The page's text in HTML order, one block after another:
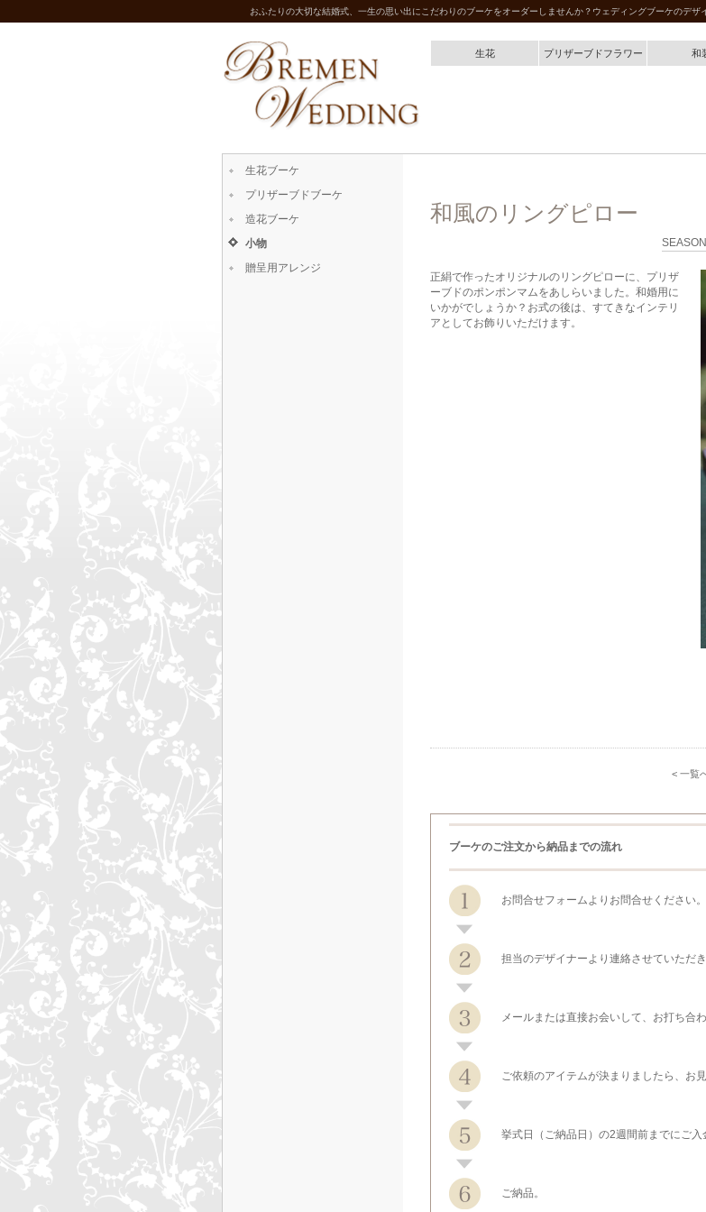
おふたりの大切な結婚式、一生の思い出にこだわりのブーケをオーダーしませんか？ウェディングブーケのデザ
生花ブーケ
プリザーブドブーケ
造花ブーケ
小物
贈呈用アレンジ
和風のリングピロー
正絹で作ったオリジナルのリングピローに、プリザ
ーブドのポンポンマムをあしらいました。和婚用に
いかがでしょうか？お式の後は、すてきなインテリ
アとしてお飾りいただけます。
< 一覧
ブーケのご注文から納品までの流れ
お問合せフォームよりお問合せください。
担当のデザイナーより連絡させていただき
メールまたは直接お会いして、お打ち合
ご依頼のアイテムが決まりましたら、お
挙式日（ご納品日）の2週間前までにご入
ご納品。
生花 プリザーブドフラワー 和